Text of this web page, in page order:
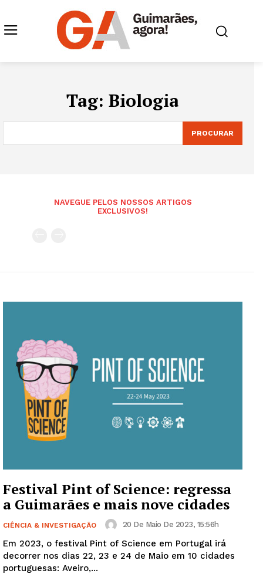
Tag: Biologia
PROCURAR
NAVEGUE PELOS NOSSOS ARTIGOS
EXCLUSIVOS!
Festival Pint of Science: regressa
a Guimarães e mais nove cidades
CIÊNCIA & INVESTIGAÇÃO 20 De Maio De 2023, 15:56h
Em 2023, o festival Pint of Science em Portugal irá
decorrer nos dias 22, 23 e 24 de Maio em 10 cidades
portuguesas: Aveiro,...